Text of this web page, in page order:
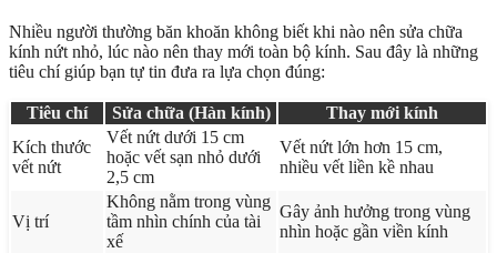
Nhiều người thường băn khoăn không biết khi nào nên sửa chữa
kính nứt nhỏ, lúc nào nên thay mới toàn bộ kính. Sau đây là những
tiêu chí giúp bạn tự tin đưa ra lựa chọn đúng:
Tiêu chí Sửa chữa (Hàn kính)
Thay mới kính
Kích thước
vết nứt
Vết nứt dưới 15 cm
hoặc vết sạn nhỏ dưới
2,5 cm
Vết nứt lớn hơn 15 cm,
nhiều vết liền kề nhau
Vị trí
Không nằm trong vùng
tầm nhìn chính của tài
xế
Gây ảnh hưởng trong vùng
nhìn hoặc gần viền kính